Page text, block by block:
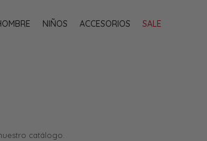
NIÑOS ACCESORIOS SALE
catálogo.